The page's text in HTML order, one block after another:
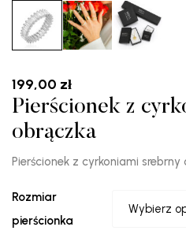
199,00 zł
Pierścionek z
obrączka
Pierścionek z cyrkoniami srebrny
Rozmiar
pierścionka